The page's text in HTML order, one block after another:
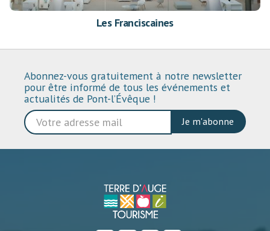
Les Franciscaines
Abonnez-vous gratuitement à notre newsletter
pour être informé de tous les événements et
actualités de Pont-l’Évêque !
Je m'abonne